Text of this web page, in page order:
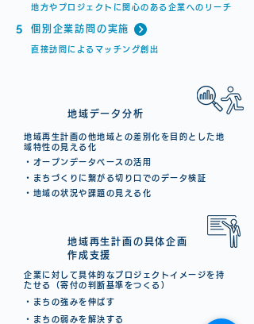
地方やプロジェクトに関心のある企業へのリーチ
個別企業訪問の実施
5
直接訪問によるマッチング創出
地域データ分析
地域再生計画の他地域との差別化を目的とした地
域特性の見える化
・オープンデータベースの活用
・まちづくりに繋がる切り口でのデータ検証
・地域の状況や課題の見える化
地域再生計画の​具体企画
作成支援
企業に対して具体的なプロジェクトイメージを持
たせる（寄付の判断基準をつくる）
・まちの強みを伸ばす
・まちの弱みを解決する